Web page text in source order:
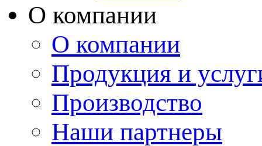
О компании
О компании
Продукция и
Производство
Наши партнеры